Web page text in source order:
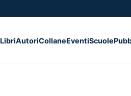
LibriAutoriCollaneEventiScuole